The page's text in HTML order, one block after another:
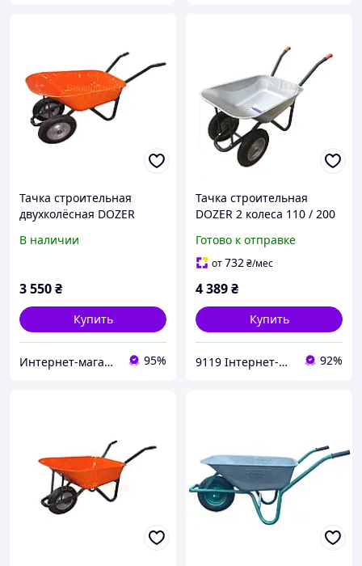
Тачка строительная
двухколёсная DOZER
В наличии
3 550₴
Купить
Интернет-магазин Мастерсад 95%
Тачка строительная
DOZER 2 колеса 110 / 200
Готово к отправке
от732₴/мес
4 389₴
Купить
9119 Інтернет-магазин 92%